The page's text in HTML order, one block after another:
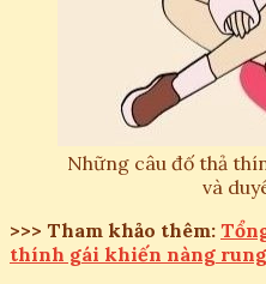
Những câu đố thả
và
>>> Tham khảo thêm:
thính gái khiến nàng